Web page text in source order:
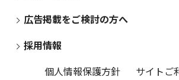
広告掲載をご検討の方へ
採用情報
個人情報保護方針
サイトご